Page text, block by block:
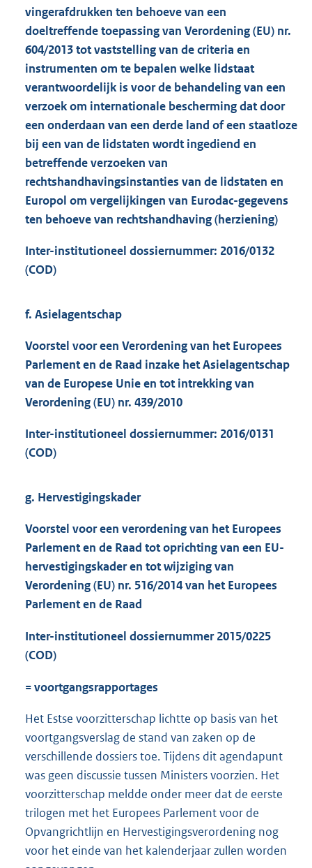
vingerafdrukken ten behoeve van een
doeltreffende toepassing van Verordening (EU) nr.
604/2013 tot vaststelling van de criteria en
instrumenten om te bepalen welke lidstaat
verantwoordelijk is voor de behandeling van een
verzoek om internationale bescherming dat door
een onderdaan van een derde land of een staatloze
bij een van de lidstaten wordt ingediend en
betreffende verzoeken van
rechtshandhavingsinstanties van de lidstaten en
Europol om vergelijkingen van Eurodac-gegevens
ten behoeve van rechtshandhaving (herziening)
Inter-institutioneel dossiernummer: 2016/0132
(COD)
f. Asielagentschap
Voorstel voor een Verordening van het Europees
Parlement en de Raad inzake het Asielagentschap
van de Europese Unie en tot intrekking van
Verordening (EU) nr. 439/2010
Inter-institutioneel dossiernummer: 2016/0131
(COD)
g. Hervestigingskader
Voorstel voor een verordening van het Europees
Parlement en de Raad tot oprichting van een EU-
hervestigingskader en tot wijziging van
Verordening (EU) nr. 516/2014 van het Europees
Parlement en de Raad
Inter-institutioneel dossiernummer 2015/0225
(COD)
= voortgangsrapportages
Het Estse voorzitterschap lichtte op basis van het
voortgangsverslag de stand van zaken op de
verschillende dossiers toe. Tijdens dit agendapunt
was geen discussie tussen Ministers voorzien. Het
voorzitterschap meldde onder meer dat de eerste
trilogen met het Europees Parlement voor de
Opvangrichtlijn en Hervestigingsverordening nog
voor het einde van het kalenderjaar zullen worden